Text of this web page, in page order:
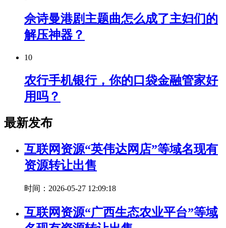
佘诗曼港剧主题曲怎么成了主妇们的
解压神器？
10
农行手机银行，你的口袋金融管家好
用吗？
最新发布
互联网资源“英伟达网店”等域名现有
资源转让出售
时间：2026-05-27 12:09:18
互联网资源“广西生态农业平台”等域